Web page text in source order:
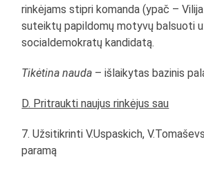
rinkėjams stipri komanda (ypač –
suteiktų papildomų motyvų balsuoti
socialdemokratų kandidatą.
Tikėtina nauda – išlaikytas bazinis
D. Pritraukti naujus rinkėjus sau
7. Užsitikrinti V.Uspaskich,
paramą